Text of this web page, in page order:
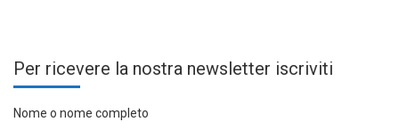
Per ricevere la nostra newsletter iscriviti
Nome o nome completo